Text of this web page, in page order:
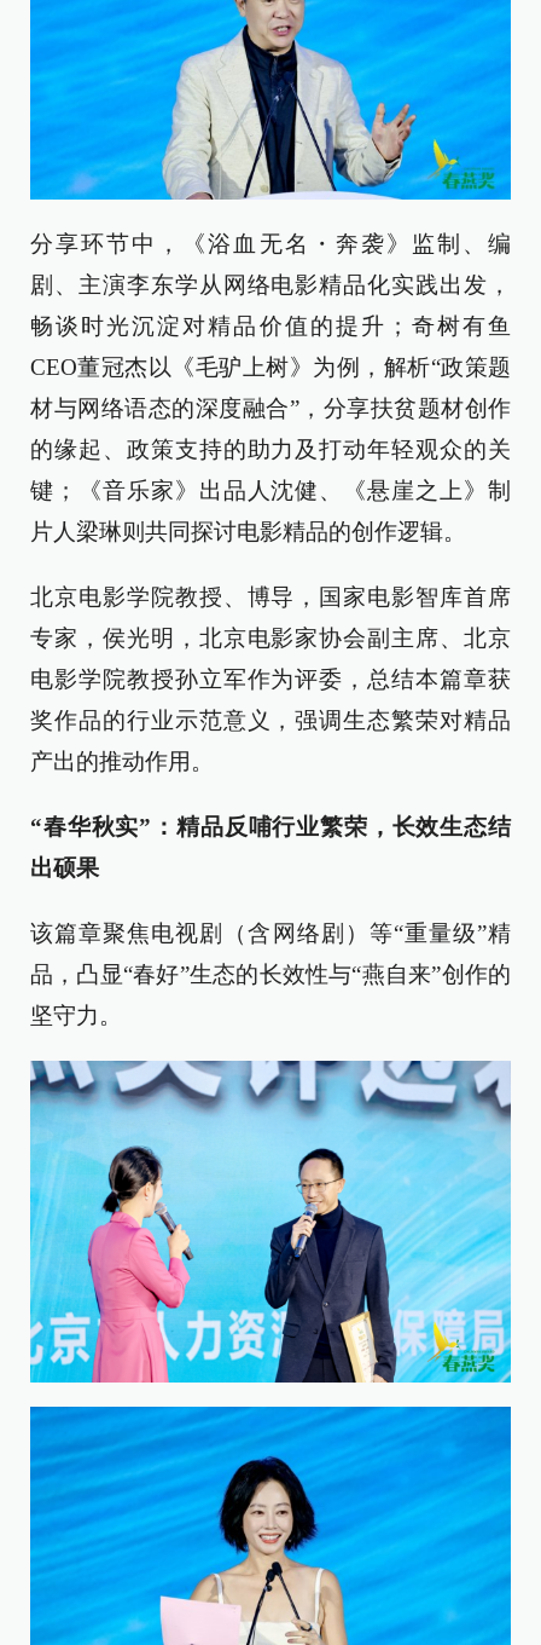
分享环节中，《浴血无名・奔袭》监制、编
剧、主演李东学从网络电影精品化实践出发，
畅谈时光沉淀对精品价值的提升；奇树有鱼
CEO董冠杰以《毛驴上树》为例，解析“政策题
材与网络语态的深度融合”，分享扶贫题材创作
的缘起、政策支持的助力及打动年轻观众的关
键；《音乐家》出品人沈健、《悬崖之上》制
片人梁琳则共同探讨电影精品的创作逻辑。
北京电影学院教授、博导，国家电影智库首席
专家，侯光明，北京电影家协会副主席、北京
电影学院教授孙立军作为评委，总结本篇章获
奖作品的行业示范意义，强调生态繁荣对精品
产出的推动作用。
“春华秋实”：精品反哺行业繁荣，长效生态结
出硕果
该篇章聚焦电视剧（含网络剧）等“重量级”精
品，凸显“春好”生态的长效性与“燕自来”创作的
坚守力。